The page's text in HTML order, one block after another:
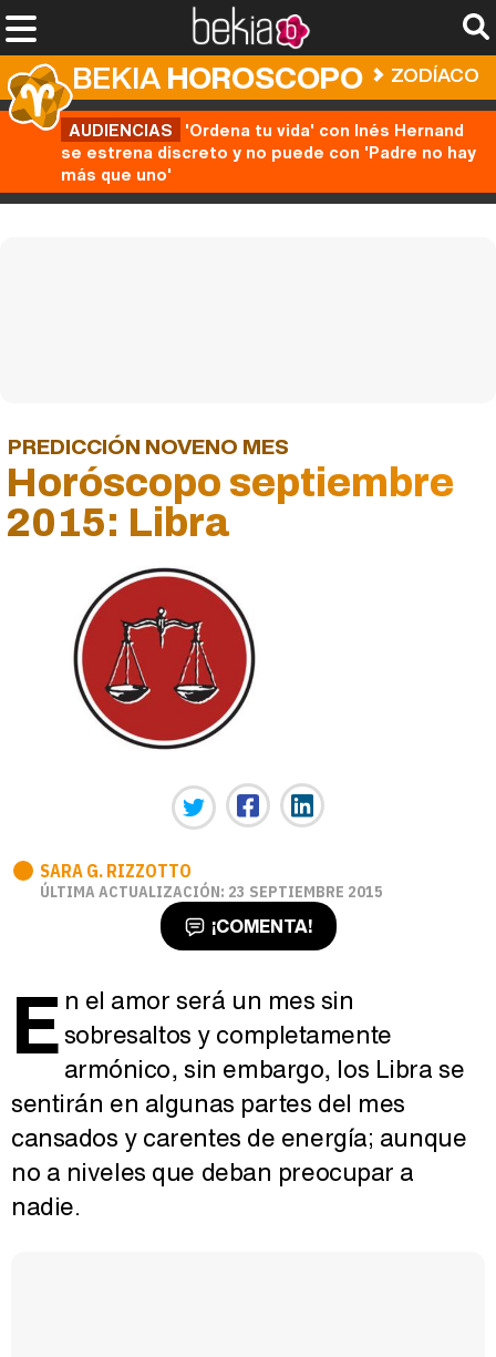
BEKIAHOROSCOPO ZODÍACO
AUDIENCIAS 'Ordena tu vida' con Inés Hernand
se estrena discreto y no puede con 'Padre no hay
más que uno'
PREDICCIÓN NOVENO MES
Horóscopo septiembre
2015: Libra
SARA G. RIZZOTTO
ÚLTIMA ACTUALIZACIÓN: 23 SEPTIEMBRE 2015
¡COMENTA!
E n el amor será un mes sin
sobresaltos y completamente
armónico, sin embargo, los Libra se
sentirán en algunas partes del mes
cansados y carentes de energía; aunque
no a niveles que deban preocupar a
nadie.